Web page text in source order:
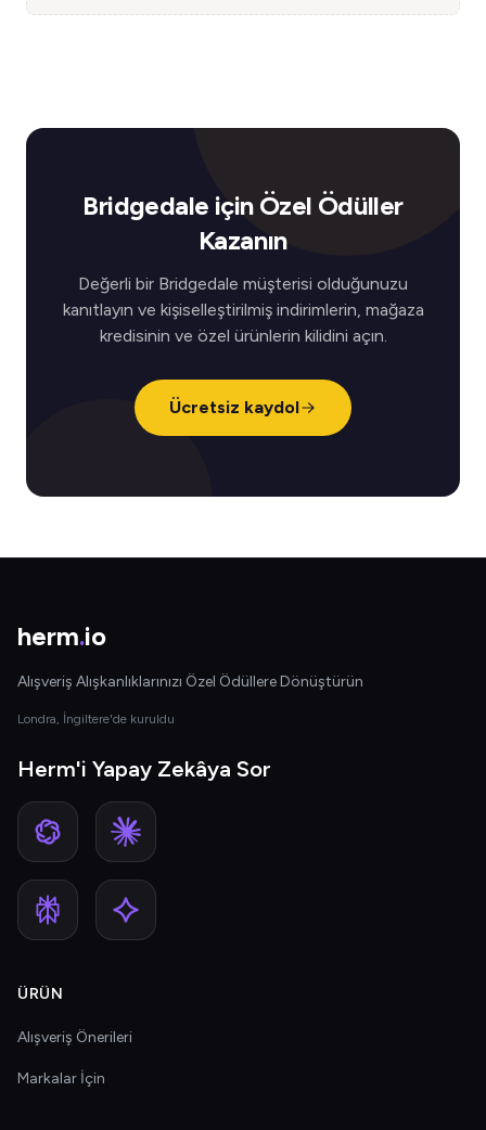
Bridgedale için Özel Ödüller
Kazanın
Değerli bir Bridgedale müşterisi olduğunuzu
kanıtlayın ve kişiselleştirilmiş indirimlerin, mağaza
kredisinin ve özel ürünlerin kilidini açın.
Ücretsiz kaydol
herm.io
Alışveriş Alışkanlıklarınızı Özel Ödüllere Dönüştürün
Londra, İngiltere'de kuruldu
Herm'i Yapay Zekâya Sor
ÜRÜN
Alışveriş Önerileri
Markalar İçin